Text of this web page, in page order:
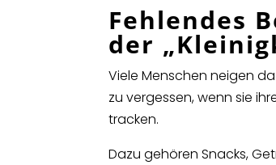
Fehlendes
der
Viele Menschen neigen
zu vergessen, wenn sie
tracken.
Dazu gehören Snacks,